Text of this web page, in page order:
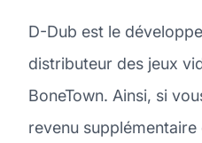
D-Dub est le
distributeur des jeux
BoneTown. Ainsi, si
revenu